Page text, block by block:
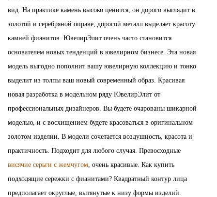
вид. На практике камень высоко ценится, он дорого выглядит в
золотой и серебряной оправе, дорогой металл выделяет красоту
камней фианитов. ЮвелирЭлит очень часто становится
основателем новых тенденций в ювелирном бизнесе. Эта новая
модель выгодно пополнит вашу ювелирную коллекцию и тонко
выделит из толпы ваш новый современный образ. Красивая
новая разработка в модельном ряду ЮвелирЭлит от
профессиональных дизайнеров. Вы будете очарованы шикарной
моделью, и с восхищением будете красоваться в оригинальном
золотом изделии. В модели сочетается воздушность, красота и
практичность. Подходит для любого случая. Превосходные
висячие серьги с жемчугом , очень красивые. Как купить
подходящие сережки с фианитами? Квадратный контур лица
предполагает округлые, вытянутые к низу формы изделий.